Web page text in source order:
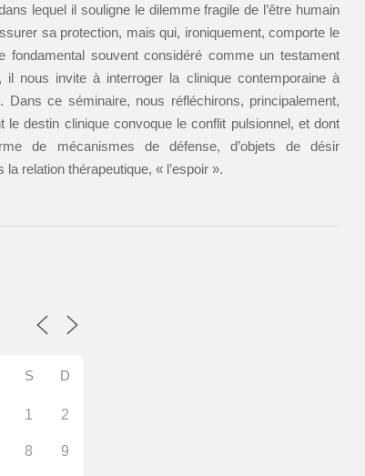
lequel il souligne le dilemme fragile de l’être humain
sa protection, mais qui, ironiquement, comporte le
fondamental souvent considéré comme un testament
il nous invite à interroger la clinique contemporaine à
Dans ce séminaire, nous réfléchirons, principalement,
destin clinique convoque le conflit pulsionnel, et dont
de mécanismes de défense, d’objets de désir
relation thérapeutique, « l’espoir ».
S D
1 2
8 9